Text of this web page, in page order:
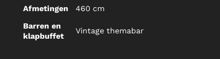
Afmetingen
460 cm
Barren en
klapbuffet
Vintage themabar